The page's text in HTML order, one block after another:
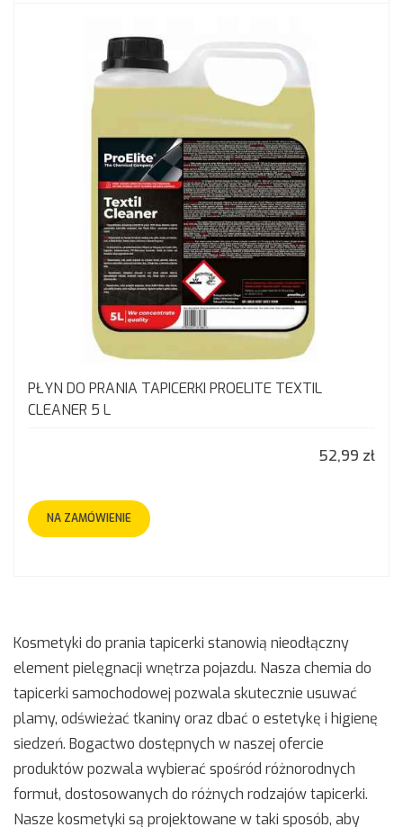
PŁYN DO PRANIA TAPICERKI PROELITE TEXTIL
CLEANER 5 L
52,99 zł
NA ZAMÓWIENIE
Kosmetyki do prania tapicerki stanowią nieodłączny
element pielęgnacji wnętrza pojazdu. Nasza chemia do
tapicerki samochodowej pozwala skutecznie usuwać
plamy, odświeżać tkaniny oraz dbać o estetykę i higienę
siedzeń. Bogactwo dostępnych w naszej ofercie
produktów pozwala wybierać spośród różnorodnych
formuł, dostosowanych do różnych rodzajów tapicerki.
Nasze kosmetyki są projektowane w taki sposób, aby